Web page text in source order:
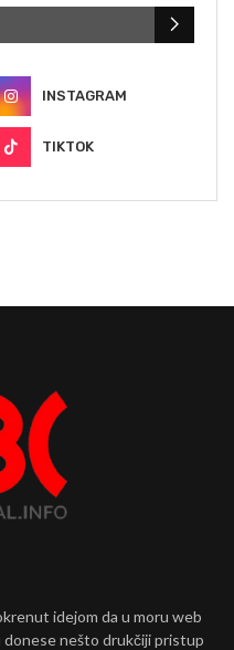
INSTAGRAM
TIKTOK
idejom da u moru web
nešto drukčiji pristup